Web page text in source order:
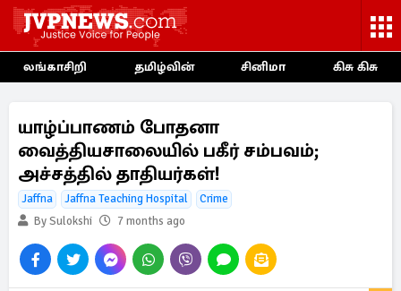
லங்காசிறி தமிழ்வின் சினிமா கிசு கிசு
யாழ்ப்பாணம் போதனா
வைத்தியசாலையில் பகீர் சம்பவம்;
அச்சத்தில் தாதியர்கள்!
Jaffna Jaffna Teaching Hospital
Crime
By Sulokshi
7 months ago